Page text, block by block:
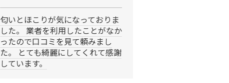
匂いとほこりが気になっておりま
した。 業者を利用したことがなか
ったので口コミを見て頼みまし
た。 とても綺麗にしてくれて感謝
しています。